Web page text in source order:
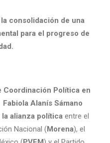
consolidación de una
para el progreso de
Coordinación Política en
Alanís Sámano
alianza política entre el
Nacional (Morena), el